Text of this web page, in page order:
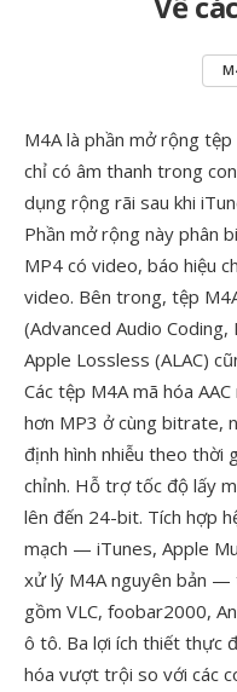
M4A là phần mở rộng
chỉ có âm thanh trong
dụng rộng rãi sau khi
Phần mở rộng này phân
MP4 có video, báo hiệu
video. Bên trong, tệp
(Advanced Audio
Apple Lossless (ALAC)
Các tệp M4A mã hóa
hơn MP3 ở cùng bitrate,
định hình nhiễu theo thời
chỉnh. Hỗ trợ tốc độ lấy
lên đến 24-bit. Tích hợp
mạch — iTunes, Apple
xử lý M4A nguyên bản
gồm VLC, foobar2000,
ô tô. Ba lợi ích thiết thực
hóa vượt trội so với các